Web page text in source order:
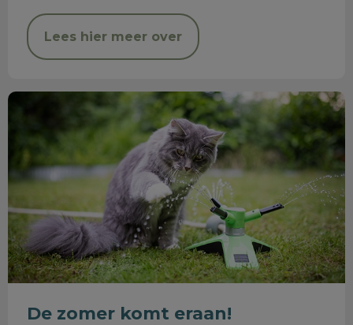
Lees hier meer over
De zomer komt eraan!
De zomer komt eraan!